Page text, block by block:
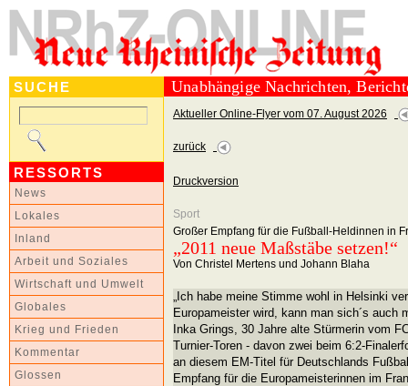
SUCHE
RESSORTS
News
Lokales
Inland
Arbeit und Soziales
Wirtschaft und Umwelt
Globales
Krieg und Frieden
Kommentar
Glossen
Unabhängige Nachrichten,
Aktueller Online-Flyer vom 07. August 2026
zurück
Druckversion
Sport
Großer Empfang für die Fußball-Heldinnen in
„2011 neue Maßstäbe setzen!“
Von Christel Mertens und Johann Blaha
„Ich habe meine Stimme wohl in Helsinki
Europameister wird, kann man sich´s auch
Inka Grings, 30 Jahre alte Stürmerin vom
Turnier-Toren - davon zwei beim 6:2-
an diesem EM-Titel für Deutschlands
Empfang für die Europameisterinnen im